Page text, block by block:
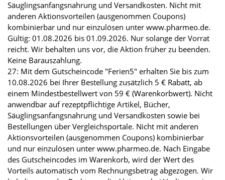
Säuglingsanfangsnahrung und Versandkosten. Nicht mit
anderen Aktionsvorteilen (ausgenommen Coupons)
kombinierbar und nur einzulösen unter www.pharmeo.de.
Gültig: 01.08.2026 bis 01.09.2026. Nur solange der Vorrat
reicht. Wir behalten uns vor, die Aktion früher zu beenden.
Keine Barauszahlung.
27: Mit dem Gutscheincode "Ferien5" erhalten Sie bis zum
10.08.2026 bei Ihrer Bestellung zusätzlich 5 € Rabatt, ab
einem Mindestbestellwert von 59 € (Warenkorbwert). Nicht
anwendbar auf rezeptpflichtige Artikel, Bücher,
Säuglingsanfangsnahrung und Versandkosten sowie bei
Bestellungen über Vergleichsportale. Nicht mit anderen
Aktionsvorteilen (ausgenommen Coupons) kombinierbar
und nur einzulösen unter www.pharmeo.de. Nach Eingabe
des Gutscheincodes im Warenkorb, wird der Wert des
Vorteils automatisch vom Rechnungsbetrag abgezogen. Wir